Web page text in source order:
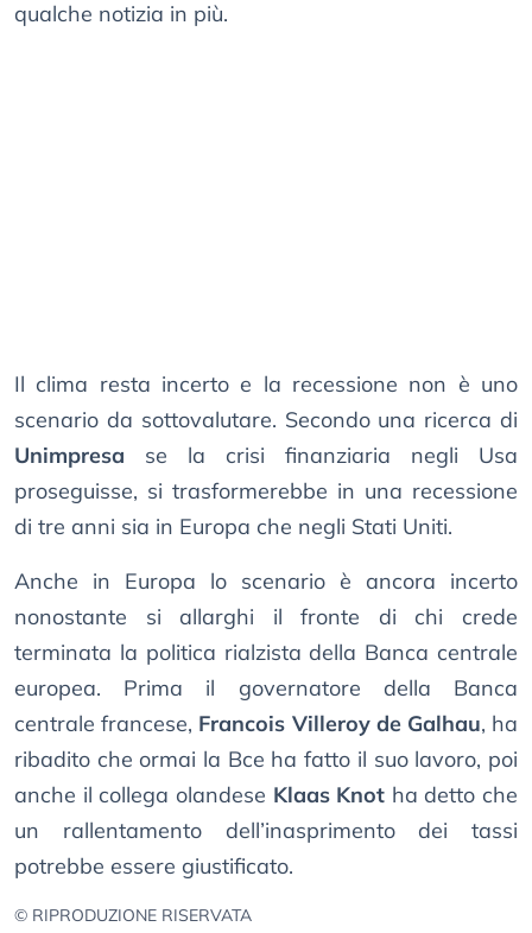
qualche notizia in più.
Il clima resta incerto e la recessione non è uno
scenario da sottovalutare. Secondo una ricerca di
Unimpresa se la crisi finanziaria negli Usa
proseguisse, si trasformerebbe in una recessione
di tre anni sia in Europa che negli Stati Uniti.
Anche in Europa lo scenario è ancora incerto
nonostante si allarghi il fronte di chi crede
terminata la politica rialzista della Banca centrale
europea. Prima il governatore della Banca
centrale francese, Francois Villeroy de Galhau, ha
ribadito che ormai la Bce ha fatto il suo lavoro, poi
anche il collega olandese Klaas Knot ha detto che
un rallentamento dell’inasprimento dei tassi
potrebbe essere giustificato.
© RIPRODUZIONE RISERVATA